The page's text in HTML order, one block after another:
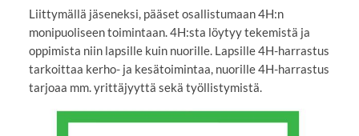
Liittymällä jäseneksi, pääset osallistumaan 4H:n
monipuoliseen toimintaan. 4H:sta löytyy tekemistä ja
oppimista niin lapsille kuin nuorille. Lapsille 4H-harrastus
tarkoittaa kerho- ja kesätoimintaa, nuorille 4H-harrastus
tarjoaa mm. yrittäjyyttä sekä työllistymistä.